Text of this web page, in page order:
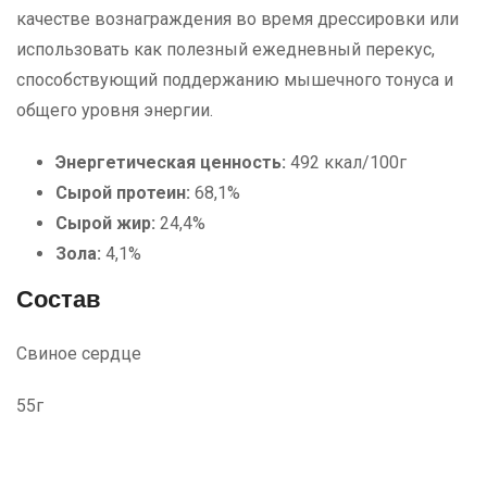
качестве вознаграждения во время дрессировки или
использовать как полезный ежедневный перекус,
способствующий поддержанию мышечного тонуса и
общего уровня энергии.
Энергетическая ценность: 492 ккал/100г
Сырой протеин: 68,1%
Сырой жир: 24,4%
Зола: 4,1%
Состав
Свиное сердце
55г